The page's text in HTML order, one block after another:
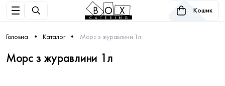
Кошик
Головна Каталог Морс з журавлини 1л
Морс з журавлини 1л